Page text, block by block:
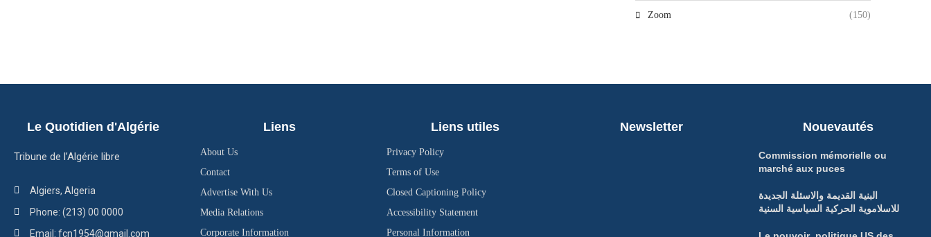
Zoom (150)
Le Quotidien d'Algérie
Tribune de l’Algérie libre
Algiers, Algeria
Phone: (213) 00 0000
Email: fcn1954@gmail.com
Liens
About Us
Contact
Advertise With Us
Media Relations
Corporate Information
Liens utiles
Privacy Policy
Terms of Use
Closed Captioning Policy
Accessibility Statement
Personal Information
Newsletter Nouevautés
Commission mémorielle ou
marché aux puces
البنية القديمة والاسئلة الجديدة
للاسلاموية الحركية السياسية السنية